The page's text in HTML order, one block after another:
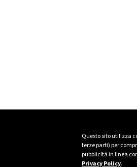
Questo sito utilizza
terze parti) per
pubblicità in linea
Privacy Policy.